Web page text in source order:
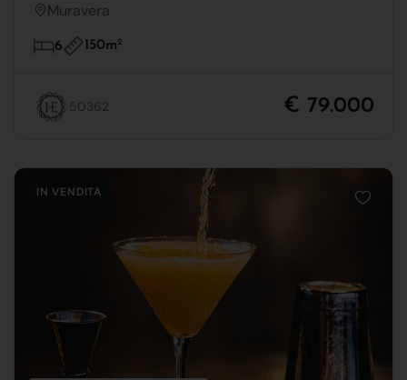
Muravera
6 150m2
50362 € 79.000
IN VENDITA